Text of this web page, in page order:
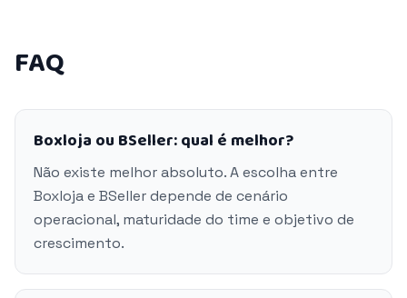
FAQ
Boxloja ou BSeller: qual é melhor?
Não existe melhor absoluto. A escolha entre
Boxloja e BSeller depende de cenário
operacional, maturidade do time e objetivo de
crescimento.